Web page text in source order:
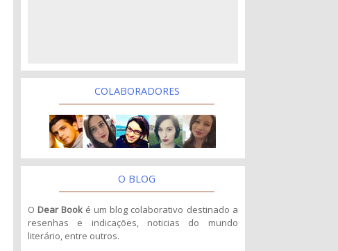
COLABORADORES
O BLOG
O Dear Book é um blog colaborativo destinado a
resenhas e indicações, noticias do mundo
literário, entre outros.